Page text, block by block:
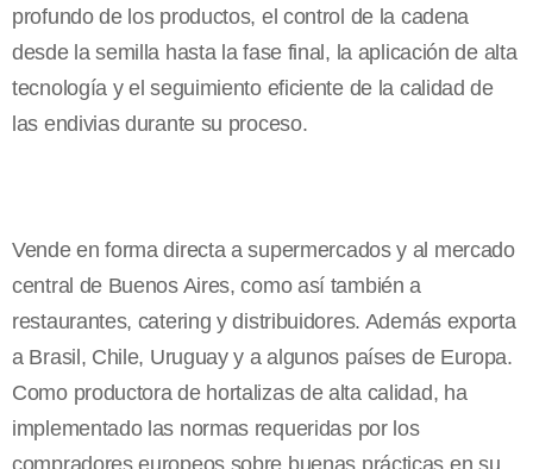
profundo de los productos, el control de la cadena
desde la semilla hasta la fase final, la aplicación de alta
tecnología y el seguimiento eficiente de la calidad de
las endivias durante su proceso.
Vende en forma directa a supermercados y al mercado
central de Buenos Aires, como así también a
restaurantes, catering y distribuidores. Además exporta
a Brasil, Chile, Uruguay y a algunos países de Europa.
Como productora de hortalizas de alta calidad, ha
implementado las normas requeridas por los